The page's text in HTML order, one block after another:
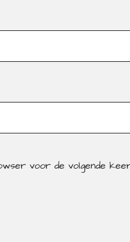
voor de volgende